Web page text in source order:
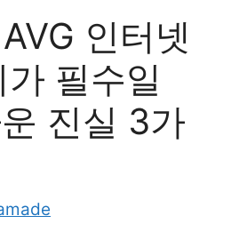
인터넷
필수일
진실 3가